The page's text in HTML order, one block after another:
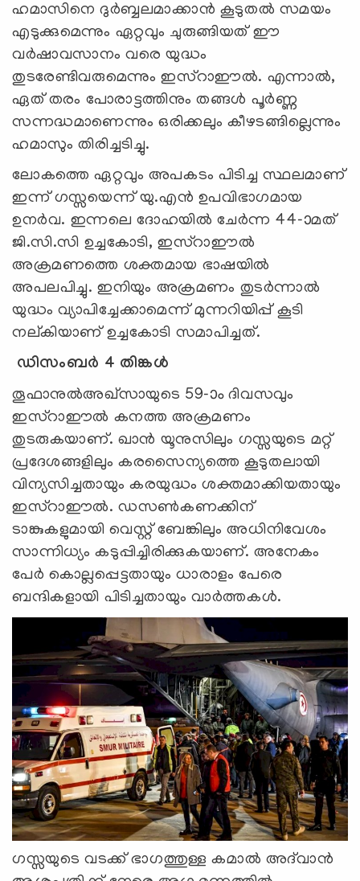
ഹമാസിനെ ദുര്‍ബ്ബലമാക്കാന്‍ കൂടുതല്‍ സമയം
എടുക്കുമെന്നും ഏറ്റവും ചുരുങ്ങിയത് ഈ
വര്‍ഷാവസാനം വരെ യുദ്ധം
തുടരേണ്ടിവരുമെന്നും ഇസ്റാഈല്‍. എന്നാല്‍,
ഏത് തരം പോരാട്ടത്തിനും തങ്ങള്‍ പൂര്‍ണ്ണ
സന്നദ്ധമാണെന്നും ഒരിക്കലും കീഴടങ്ങില്ലെന്നും
ഹമാസും തിരിച്ചടിച്ചു.
ലോകത്തെ ഏറ്റവും അപകടം പിടിച്ച സ്ഥലമാണ്
ഇന്ന് ഗസ്സയെന്ന് യു.എന്‍ ഉപവിഭാഗമായ
ഉനര്‍വ. ഇന്നലെ ദോഹയില്‍ ചേര്‍ന്ന 44-ാമത്
ജി.സി.സി ഉച്ചകോടി, ഇസ്റാഈല്‍
അക്രമണത്തെ ശക്തമായ ഭാഷയില്‍
അപലപിച്ചു. ഇനിയും അക്രമണം തുടര്‍ന്നാല്‍
യുദ്ധം വ്യാപിച്ചേക്കാമെന്ന് മുന്നറിയിപ്പ് കൂടി
നല്കിയാണ് ഉച്ചകോടി സമാപിച്ചത്.
ഡിസംബർ 4 തിങ്കൾ
തൂഫാനുല്‍അഖ്സായുടെ 59-ാം ദിവസവും
ഇസ്റാഈല്‍ കനത്ത അക്രമണം
തുടരുകയാണ്. ഖാന്‍ യൂനുസിലും ഗസ്സയുടെ മറ്റ്
പ്രദേശങ്ങളിലും കരസൈന്യത്തെ കൂടുതലായി
വിന്യസിച്ചതായും കരയുദ്ധം ശക്തമാക്കിയതായും
ഇസ്റാഈല്‍. ഡസണ്‍കണക്കിന്
ടാങ്കുകളുമായി വെസ്റ്റ് ബേങ്കിലും അധിനിവേശം
സാന്നിധ്യം കടുപ്പിച്ചിരിക്കുകയാണ്. അനേകം
പേര്‍ കൊല്ലപ്പെട്ടതായും ധാരാളം പേരെ
ബന്ദികളായി പിടിച്ചതായും വാര്‍ത്തകള്‍.
ഗസ്സയുടെ വടക്ക് ഭാഗത്തുള്ള കമാല്‍ അദ്‍വാന്‍